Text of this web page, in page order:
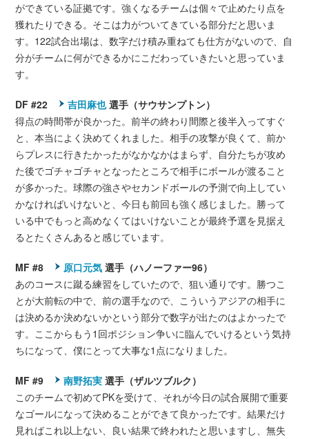
ができている証拠です。強くなるチームは個々で止めたり点を
獲れたりできる。そこは力がついてきている部分だと思いま
す。122試合出場は、数字だけ積み重ねても仕方がないので、自
分がチームに何ができるかにこだわっていきたいと思っていま
す。
DF #22 吉田麻也選手（サウサンプトン）
得点の時間帯が良かった。前半の終わり間際と後半入ってすぐ
と、本当によく決めてくれました。相手の攻撃が良くて、前か
らプレスに行きたかったがなかなかはまらず、自分たちが攻め
た後でゴチャゴチャとなったところで相手にボールが渡ること
が多かった。球際の強さやセカンドボールの予測で向上してい
かなければいけないと、今日も前回も強く感じました。勝って
いる中でもっと高めなくてはいけないことが最終予選を見据え
るとたくさんあると感じています。
MF #8 原口元気 選手（ハノーファー96）
あのコースに蹴る練習をしていたので、狙い通りです。勝つこ
とが大前転の中で、前の選手なので、こういうアジアの相手に
は決めるか決めないかという部分で数字が出たのはよかったで
す。ここからもう1回ポジション争いに臨んでいけるという気持
ちになって、僕にとって大事な1点になりました。
MF #9 南野拓実 選手（ザルツブルク）
このチームで初めてPKを受けて、それが今日の試合展開で重要
なゴールになって決めることができて良かったです。結果だけ
見ればこれ以上ない、良い結果で終われたと思いますし、無失